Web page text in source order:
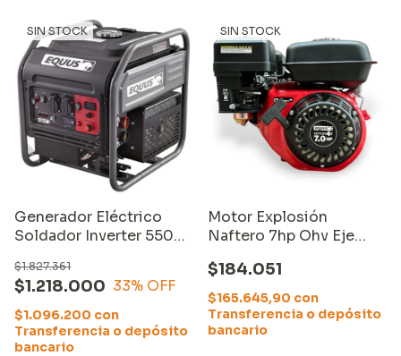
SIN STOCK
Generador Eléctrico
Soldador Inverter 5500
$1.218.000
$1.827.361
33% OFF
$1.096.200 con
Transferencia o depósito
bancario
SIN STOCK
Motor Explosión
Naftero 7hp Ohv Eje
Equus
$184.051
$165.645,90 con
Transferencia o depósito
bancario